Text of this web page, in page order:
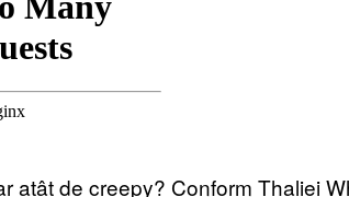
atât de creepy? Conform Thaliei